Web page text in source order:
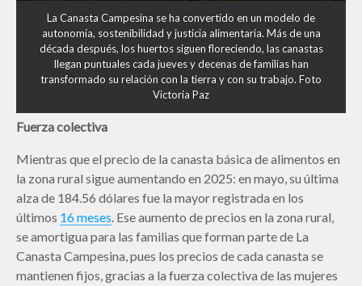
La Canasta Campesina se ha convertido en un modelo de
autonomía, sostenibilidad y justicia alimentaria. Más de una
década después, los huertos siguen floreciendo, las canastas
llegan puntuales cada jueves y decenas de familias han
transformado su relación con la tierra y con su trabajo. Foto
Victoria Paz
Fuerza colectiva
Mientras que el precio de la canasta básica de alimentos en
la zona rural sigue aumentando en 2025: en mayo, su última
alza de 184.56 dólares fue la mayor registrada en los
últimos 16 meses. Ese aumento de precios en la zona rural,
se amortigua para las familias que forman parte de La
Canasta Campesina, pues los precios de cada canasta se
mantienen fijos, gracias a la fuerza colectiva de las mujeres